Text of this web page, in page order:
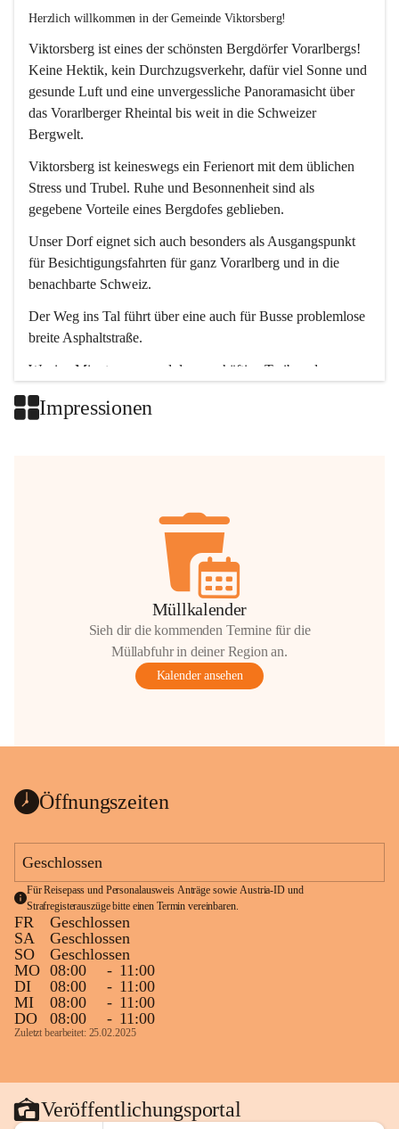
Herzlich willkommen in der Gemeinde Viktorsberg!
Viktorsberg ist eines der schönsten Bergdörfer Vorarlbergs!
Keine Hektik, kein Durchzugsverkehr, dafür viel Sonne und
gesunde Luft und eine unvergessliche Panoramasicht über
das Vorarlberger Rheintal bis weit in die Schweizer
Bergwelt.
Viktorsberg ist keineswegs ein Ferienort mit dem üblichen
Stress und Trubel. Ruhe und Besonnenheit sind als
gegebene Vorteile eines Bergdofes geblieben.
Unser Dorf eignet sich auch besonders als Ausgangspunkt
für Besichtigungsfahrten für ganz Vorarlberg und in die
benachbarte Schweiz.
Der Weg ins Tal führt über eine auch für Busse problemlose
breite Asphaltstraße.
Wenige Minuten nur, und das geschäftige Treiben der
Impressionen
Müllkalender
Sieh dir die kommenden Termine für die
Müllabfuhr in deiner Region an.
Kalender ansehen
Öffnungszeiten
Geschlossen
Für Reisepass und Personalausweis Anträge sowie Austria-ID und
Strafregisterauszüge bitte einen Termin vereinbaren.
FR
Geschlossen
SA
Geschlossen
SO
Geschlossen
MO 08:00 - 11:00
DI
08:00 - 11:00
MI
08:00 - 11:00
DO
08:00 - 11:00
Zuletzt bearbeitet: 25.02.2025
Veröffentlichungsportal